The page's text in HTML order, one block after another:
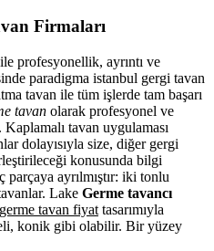
Firmaları
profesyonellik, ayrıntı ve
paradigma istanbul gergi tavan
tavan ile tüm işlerde tam başarı
tavan olarak profesyonel ve
tavan uygulaması
dolayısıyla size, diğer gergi
konusunda bilgi
ayrılmıştır: iki tonlu
Lake Germe tavancı
germe tavan fiyat tasarımıyla
konik gibi olabilir. Bir yüzey